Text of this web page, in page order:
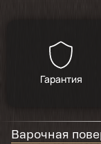
Гарантия
Варочная